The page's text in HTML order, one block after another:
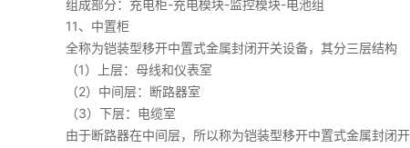
组成部分：充电柜-充电模块-监控模块-电池组
11、中置柜
全称为铠装型移开中置式金属封闭开关设备，其分三层结构
（1）上层：母线和仪表室
（2）中间层：断路器室
（3）下层：电缆室
由于断路器在中间层，所以称为铠装型移开中置式金属封闭开